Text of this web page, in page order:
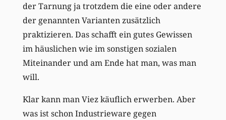
der Tarnung ja trotzdem die eine oder andere
der genannten Varianten zusätzlich
praktizieren. Das schafft ein gutes Gewissen
im häuslichen wie im sonstigen sozialen
Miteinander und am Ende hat man, was man
will.
Klar kann man Viez käuflich erwerben. Aber
was ist schon Industrieware gegen